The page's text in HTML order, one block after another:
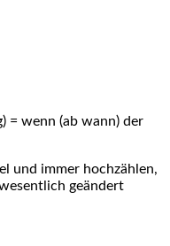
= wenn (ab wann) der
und immer hochzählen,
geändert